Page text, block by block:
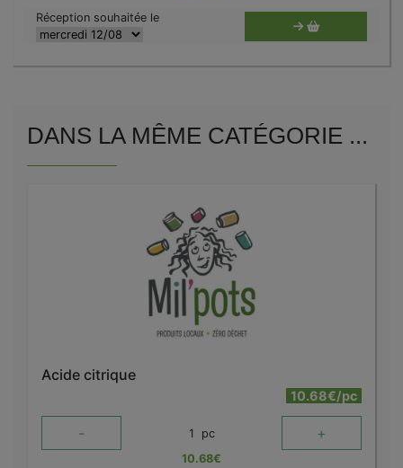
Réception souhaitée le
DANS LA MÊME CATÉGORIE ...
Acide citrique
10.68€/pc
- 1 pc +
10.68€